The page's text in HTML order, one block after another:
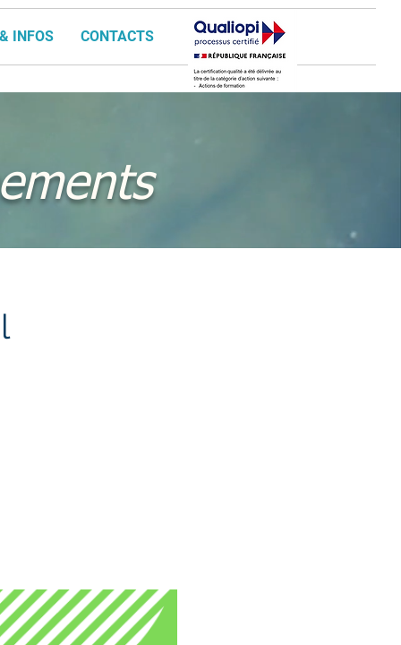
INFOS CONTACTS